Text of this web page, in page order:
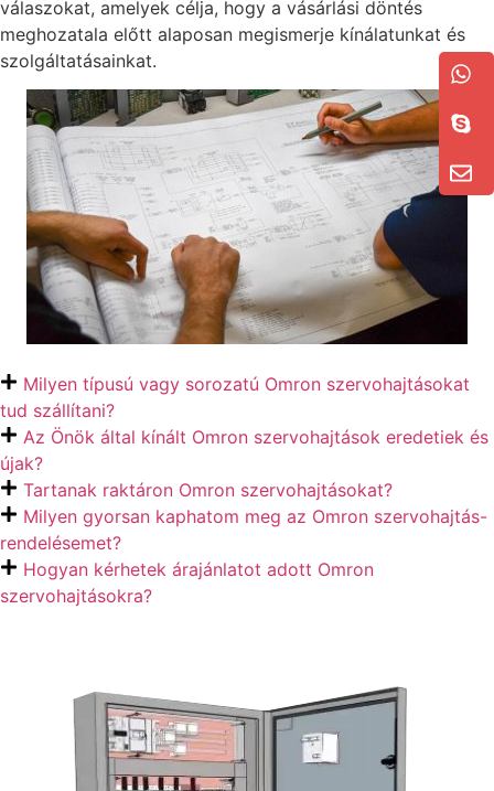
válaszokat, amelyek célja, hogy a vásárlási döntés
meghozatala előtt alaposan megismerje kínálatunkat és
szolgáltatásainkat.
Milyen típusú vagy sorozatú Omron szervohajtásokat
tud szállítani?
Az Önök által kínált Omron szervohajtások eredetiek és
újak?
Tartanak raktáron Omron szervohajtásokat?
Milyen gyorsan kaphatom meg az Omron szervohajtás-
rendelésemet?
Hogyan kérhetek árajánlatot adott Omron
szervohajtásokra?